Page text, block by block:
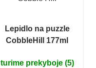
Lepidlo na puzzle
CobbleHill 177ml
turime prekyboje (5)